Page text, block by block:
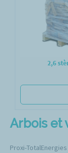
2,6
Arbois et
Proxi-